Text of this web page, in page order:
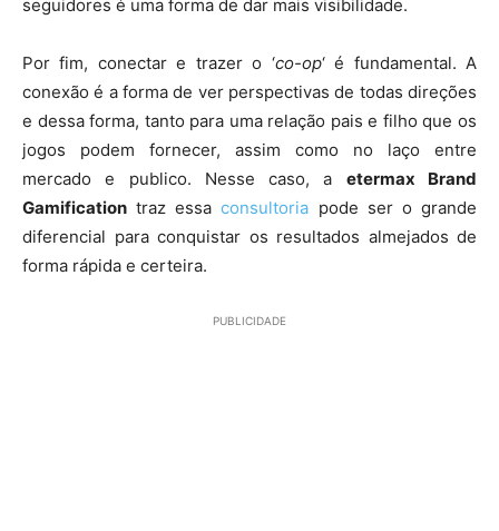
seguidores é uma forma de dar mais visibilidade.
Por fim, conectar e trazer o ‘co-op‘ é fundamental. A
conexão é a forma de ver perspectivas de todas direções
e dessa forma, tanto para uma relação pais e filho que os
jogos podem fornecer, assim como no laço entre
mercado e publico. Nesse caso, a etermax Brand
Gamification traz essaconsultoria pode ser o grande
diferencial para conquistar os resultados almejados de
forma rápida e certeira.
PUBLICIDADE